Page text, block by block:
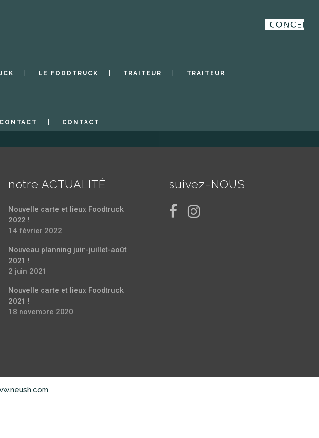
LE FOODTRUCK TRAITEUR TRAITEUR
CONTACT CONTACT
notre ACTUALITÉ
Nouvelle carte et lieux Foodtruck
2022 !
14 février 2022
Nouveau planning juin-juillet-août
2021 !
2 juin 2021
Nouvelle carte et lieux Foodtruck
2021 !
18 novembre 2020
suivez-NOUS